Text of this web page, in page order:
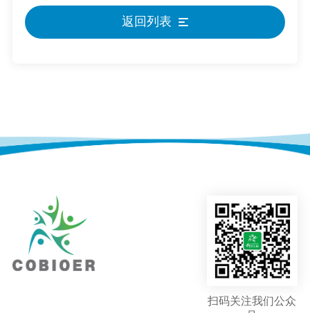
返回列表
扫码关注我们公众